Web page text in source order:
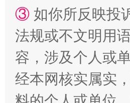
③ 如你所反映投
法规或不文明用
容，涉及个人或
经本网核实属实